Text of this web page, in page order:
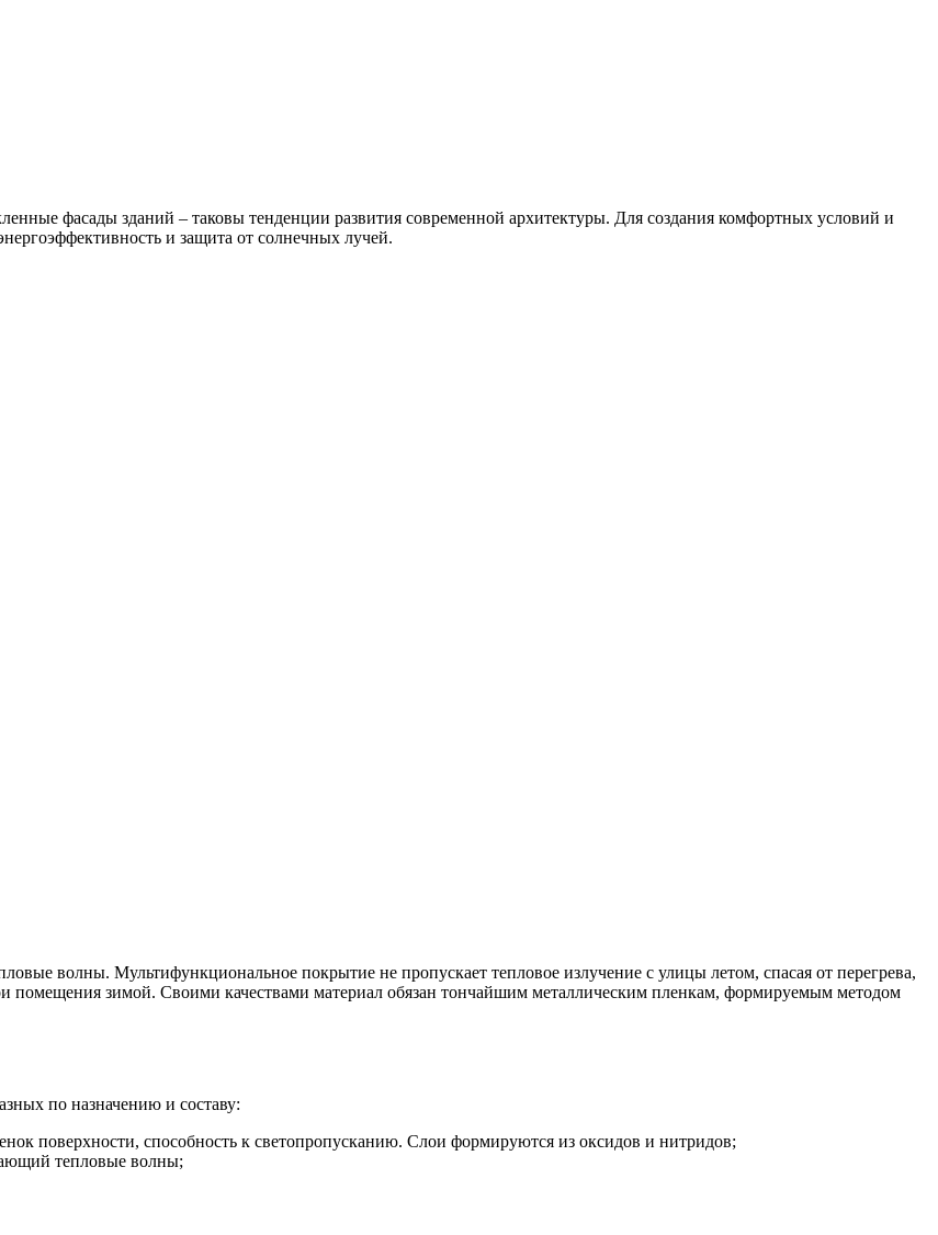
фасады зданий – таковы тенденции развития современной архитектуры. Для создания комфортных условий и
и защита от солнечных лучей.
волны. Мультифункциональное покрытие не пропускает тепловое излучение с улицы летом, спасая от перегрева,
помещения зимой. Своими качествами материал обязан тончайшим металлическим пленкам, формируемым методом
по назначению и составу:
поверхности, способность к светопропусканию. Слои формируются из оксидов и нитридов;
тепловые волны;